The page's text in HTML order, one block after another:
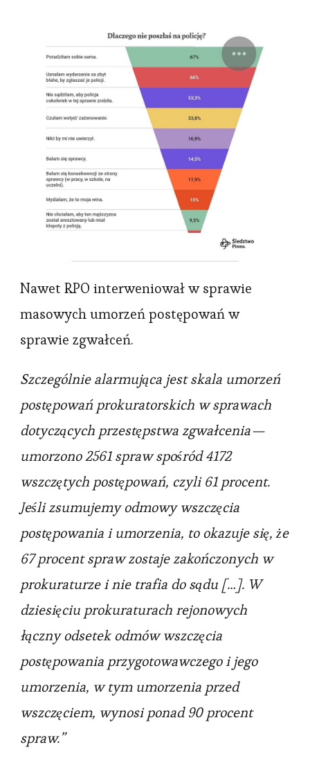
Nawet RPO interweniował w sprawie
masowych umorzeń postępowań w
sprawie zgwałceń.
Szczególnie alarmująca jest skala umorzeń
postępowań prokuratorskich w sprawach
dotyczących przestępstwa zgwałcenia —
umorzono 2561 spraw spośród 4172
wszczętych postępowań, czyli 61 procent.
Jeśli zsumujemy odmowy wszczęcia
postępowania i umorzenia, to okazuje się, że
67 procent spraw zostaje zakończonych w
prokuraturze i nie trafia do sądu […]. W
dziesięciu prokuraturach rejonowych
łączny odsetek odmów wszczęcia
postępowania przygotowawczego i jego
umorzenia, w tym umorzenia przed
wszczęciem, wynosi ponad 90 procent
spraw.”